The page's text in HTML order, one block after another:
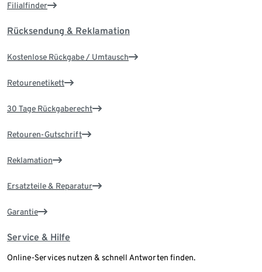
Filialfinder
Rücksendung & Reklamation
Kostenlose Rückgabe / Umtausch
Retourenetikett
30 Tage Rückgaberecht
Retouren-Gutschrift
Reklamation
Ersatzteile & Reparatur
Garantie
Service & Hilfe
Online-Services nutzen & schnell Antworten finden.